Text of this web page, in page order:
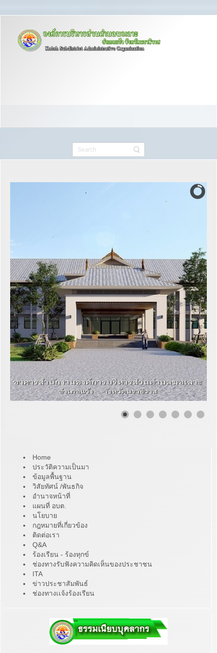
Home
ประวัติความเป็นมา
ข้อมูลพื้นฐาน
วิสัยทัศน์ /พันธกิจ
อำนาจหน้าที่
แผนที่ อบต.
นโยบาย
กฎหมายที่เกี่ยวข้อง
ติดต่อเรา
Q&A
ร้องเรียน - ร้องทุกข์
ช่องทางรับฟังความคิดเห็นของประชาชน
ITA
ข่าวประชาสัมพันธ์
ช่องทางเเจ้งร้องเรียน